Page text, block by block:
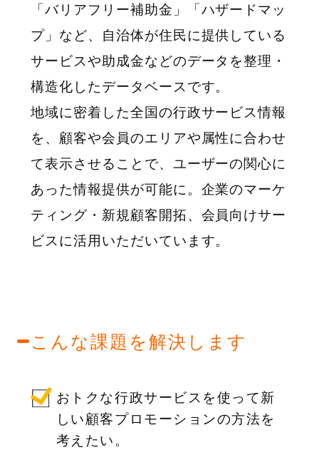
「バリアフリー補助金」「ハザードマッ
プ」など、自治体が住民に提供している
サービスや助成金などのデータを整理・
構造化したデータベースです。
地域に密着した全国の行政サービス情報
を、顧客や会員のエリアや属性に合わせ
て表示させることで、ユーザーの関心に
あった情報提供が可能に。企業のマーケ
ティング・新規顧客開拓、会員向けサー
ビスに活用いただいています。
こんな課題を解決します
おトクな行政サービスを使って新
しい顧客プロモーションの方法を
考えたい。